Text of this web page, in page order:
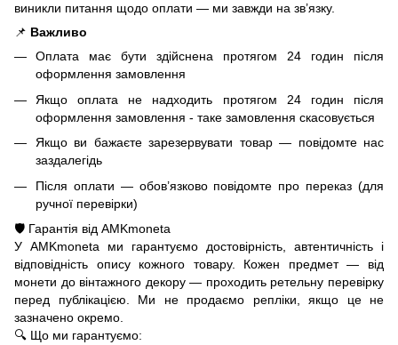
виникли питання щодо оплати — ми завжди на зв’язку.
📌 Важливо
Оплата має бути здійснена протягом 24 годин після
оформлення замовлення
Якщо оплата не надходить протягом 24 годин після
оформлення замовлення - таке замовлення скасовується
Якщо ви бажаєте зарезервувати товар — повідомте нас
заздалегідь
Після оплати — обов’язково повідомте про переказ (для
ручної перевірки)
🛡️ Гарантія від AMKmoneta
У AMKmoneta ми гарантуємо достовірність, автентичність і
відповідність опису кожного товару. Кожен предмет — від
монети до вінтажного декору — проходить ретельну перевірку
перед публікацією. Ми не продаємо репліки, якщо це не
зазначено окремо.
🔍 Що ми гарантуємо: